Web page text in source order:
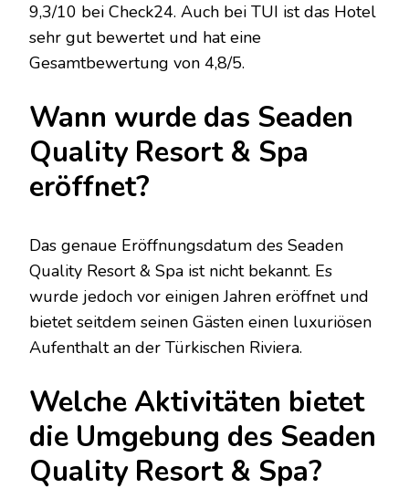
9,3/10 bei Check24. Auch bei TUI ist das Hotel
sehr gut bewertet und hat eine
Gesamtbewertung von 4,8/5.
Wann wurde das Seaden
Quality Resort & Spa
eröffnet?
Das genaue Eröffnungsdatum des Seaden
Quality Resort & Spa ist nicht bekannt. Es
wurde jedoch vor einigen Jahren eröffnet und
bietet seitdem seinen Gästen einen luxuriösen
Aufenthalt an der Türkischen Riviera.
Welche Aktivitäten bietet
die Umgebung des Seaden
Quality Resort & Spa?